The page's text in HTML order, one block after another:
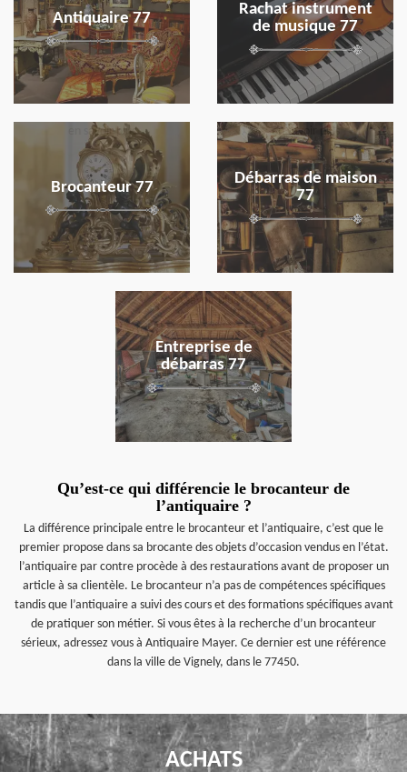
Antiquaire 77
Rachat instrument
de musique 77
Brocanteur 77
en savoir plus
Débarras de maison
77
en savoir plus
Entreprise de
débarras 77
en savoir plus
Qu’est-ce qui différencie le brocanteur de
l’antiquaire ?
La différence principale entre le brocanteur et l’antiquaire, c’est que le
premier propose dans sa brocante des objets d’occasion vendus en l’état.
l’antiquaire par contre procède à des restaurations avant de proposer un
article à sa clientèle. Le brocanteur n’a pas de compétences spécifiques
tandis que l’antiquaire a suivi des cours et des formations spécifiques avant
de pratiquer son métier. Si vous êtes à la recherche d’un brocanteur
sérieux, adressez vous à Antiquaire Mayer. Ce dernier est une référence
dans la ville de Vignely, dans le 77450.
ACHATS